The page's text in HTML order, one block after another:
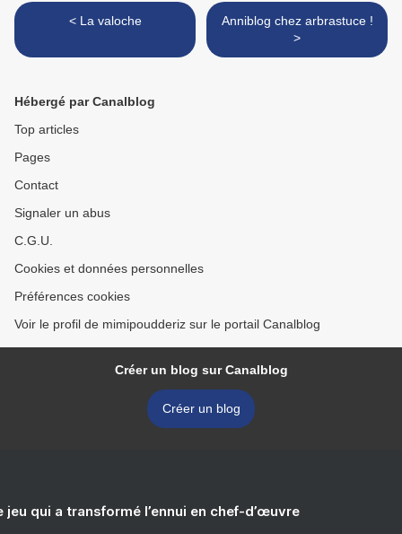
< La valoche
Anniblog chez arbrastuce !
>
Hébergé par Canalblog
Top articles
Pages
Contact
Signaler un abus
C.G.U.
Cookies et données personnelles
Préférences cookies
Voir le profil de mimipoudderiz sur le portail Canalblog
Créer un blog sur Canalblog
Créer un blog
jeu qui a transformé l’ennui en chef-d’œuvre